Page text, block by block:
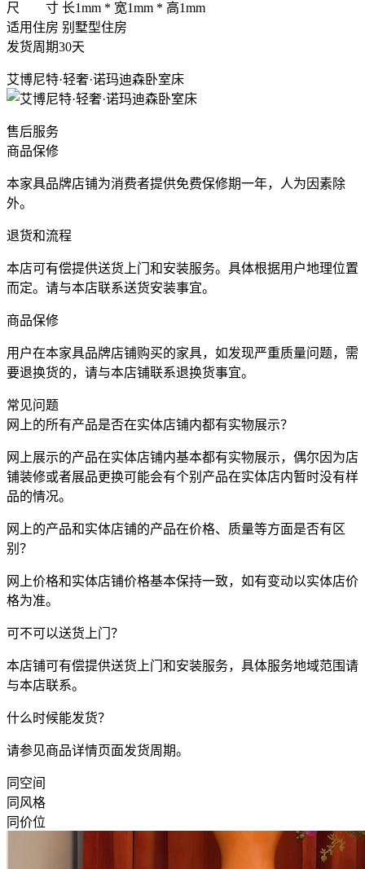
尺 寸 长1mm * 宽1mm * 高1mm
适用住房 别墅型住房
发货周期30天
艾博尼特·轻奢·诺玛迪森卧室床
售后服务
商品保修
本家具品牌店铺为消费者提供免费保修期一年，人为因素除
外。
退货和流程
本店可有偿提供送货上门和安装服务。具体根据用户地理位置
而定。请与本店联系送货安装事宜。
商品保修
用户在本家具品牌店铺购买的家具，如发现严重质量问题，需
要退换货的，请与本店铺联系退换货事宜。
常见问题
网上的所有产品是否在实体店铺内都有实物展示？
网上展示的产品在实体店铺内基本都有实物展示，偶尔因为店
铺装修或者展品更换可能会有个别产品在实体店内暂时没有样
品的情况。
网上的产品和实体店铺的产品在价格、质量等方面是否有区
别？
网上价格和实体店铺价格基本保持一致，如有变动以实体店价
格为准。
可不可以送货上门？
本店铺可有偿提供送货上门和安装服务，具体服务地域范围请
与本店联系。
什么时候能发货？
请参见商品详情页面发货周期。
同空间
同风格
同价位